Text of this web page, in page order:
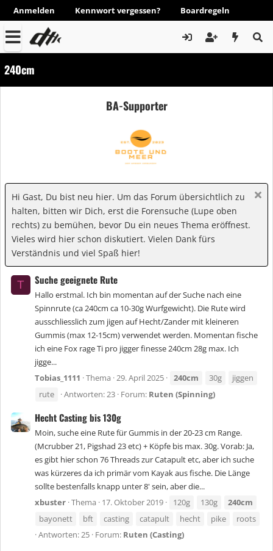
Anmelden Kennwort vergessen? Boardregeln
240cm
BA-Supporter
Hi Gast, Du bist neu hier. Um das Forum übersichtlich zu
halten, bitten wir Dich, erst die Forensuche (Lupe oben
rechts) zu bemühen, bevor Du ein neues Thema eröffnest.
Vieles wird hier schon diskutiert. Vielen Dank fürs
Verständnis und viel Spaß hier!
T Suche geeignete Rute
Hallo erstmal. Ich bin momentan auf der Suche nach eine
Spinnrute (ca 240cm ca 10-30g Wurfgewicht). Die Rute wird
ausschliesslich zum jigen auf Hecht/Zander mit kleineren
Gummis (max 12-15cm) verwendet werden. Momentan fische
ich eine Fox rage Ti pro jigger finesse 240cm 28g max. Ich
jigge...
Tobias_1111 Thema 29. April 2025 240cm 30g
jiggen
rute
Antworten: 23 Forum: Ruten (Spinning)
Hecht Casting bis 130g
Moin, suche eine Rute für Gummis in der 20-23 cm Range.
(Mcrubber 21, Pigshad 23 etc) + Köpfe bis max. 30g. Vorab: Ja,
es gibt hier schon 76 Threads zur Catapult etc, aber ich suche
was kürzeres da ich primär vom Kayak aus fische. Die Länge
sollte bestenfalls knapp unter 8' sein, aber die...
xbuster Thema 17. Oktober 2019 120g 130g
240cm
bayonett
bft casting catapult hecht pike
roots
Antworten: 25 Forum: Ruten (Casting)